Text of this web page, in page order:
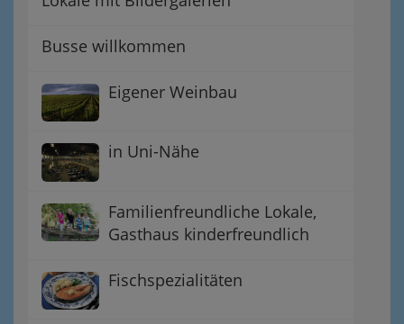
Busse willkommen
Eigener Weinbau
in Uni-Nähe
Familienfreundliche Lokale,
Gasthaus kinderfreundlich
Fischspezialitäten